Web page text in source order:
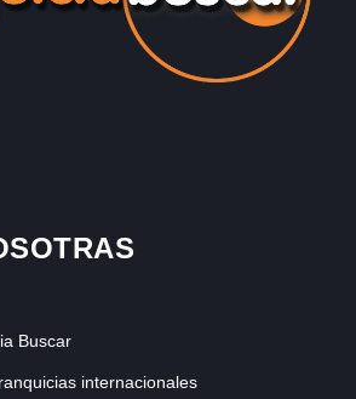
Buscar
internacionales